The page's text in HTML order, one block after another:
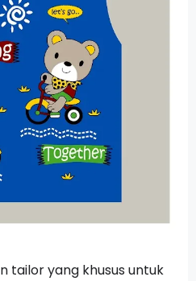
tailor yang khusus untuk